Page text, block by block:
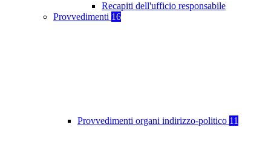
Recapiti dell'ufficio responsabile
Provvedimenti 16
Provvedimenti organi indirizzo-politico 11